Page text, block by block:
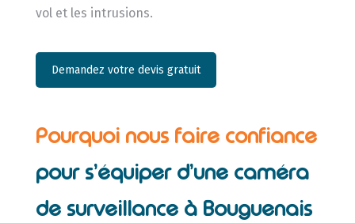
vol et les intrusions.
Demandez votre devis gratuit
Pourquoi nous faire confiance
pour s’équiper d’une caméra
de surveillance à Bouguenais